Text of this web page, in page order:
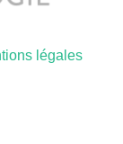
légales